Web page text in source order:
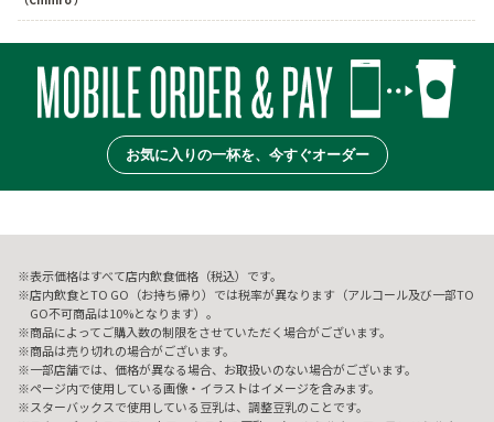
お気に入りの一杯を、今すぐオーダー
表示価格はすべて店内飲食価格（税込）です。
店内飲食とTO GO（お持ち帰り）では税率が異なります（アルコール及び一部TO
GO不可商品は10%となります）。
商品によってご購入数の制限をさせていただく場合がございます。
商品は売り切れの場合がございます。
一部店舗では、価格が異なる場合、お取扱いのない場合がございます。
ページ内で使用している画像・イラストはイメージを含みます。
スターバックスで使用している豆乳は、調整豆乳のことです。